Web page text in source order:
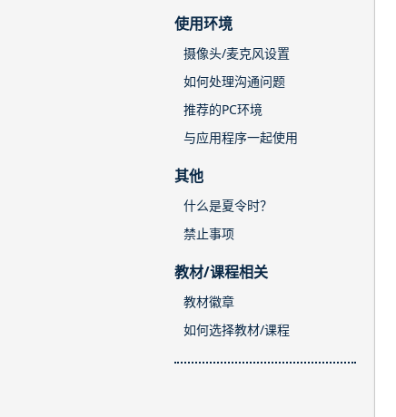
使用环境
摄像头/麦克风设置
如何处理沟通问题
推荐的PC环境
与应用程序一起使用
其他
什么是夏令时？
禁止事项
教材/课程相关
教材徽章
如何选择教材/课程